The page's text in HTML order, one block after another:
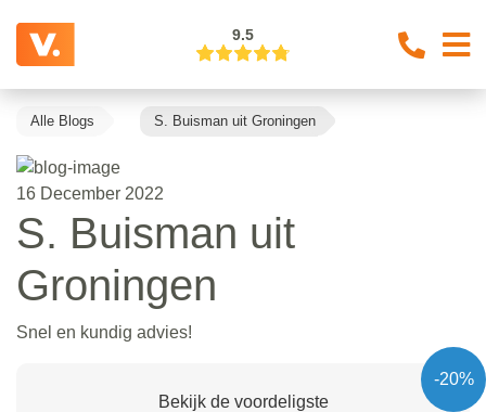
9.5
Alle Blogs S. Buisman uit Groningen
16 December 2022
S. Buisman uit
Groningen
Snel en kundig advies!
-20%
Bekijk de voordeligste